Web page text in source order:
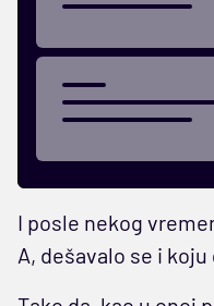
I posle nekog
A, dešavalo se i